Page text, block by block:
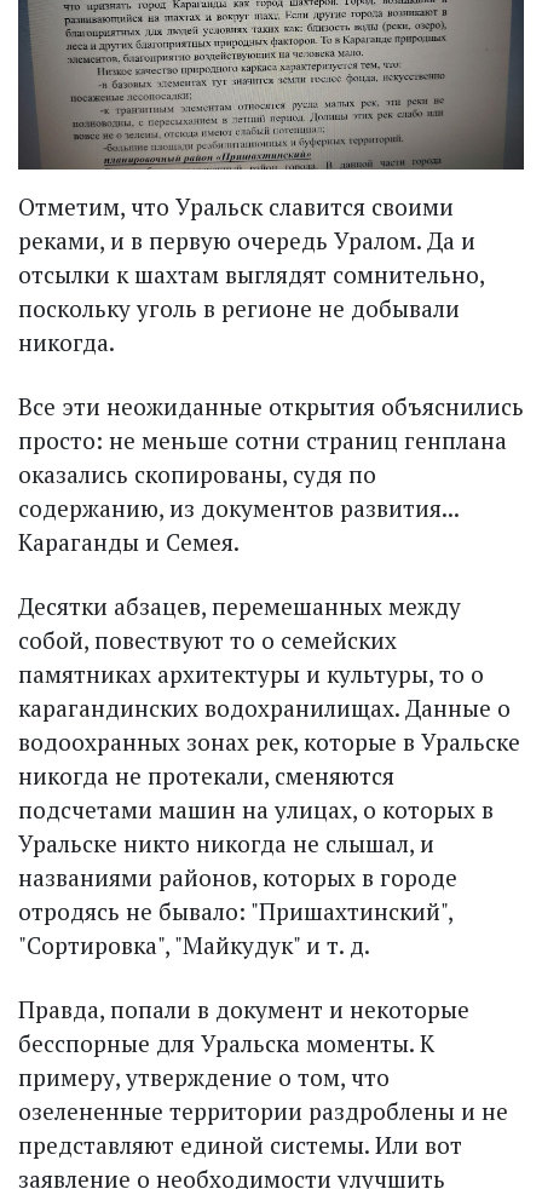
Отметим, что Уральск славится своими
реками, и в первую очередь Уралом. Да и
отсылки к шахтам выглядят сомнительно,
поскольку уголь в регионе не добывали
никогда.
Все эти неожиданные открытия объяснились
просто: не меньше сотни страниц генплана
оказались скопированы, судя по
содержанию, из документов развития...
Караганды и Семея.
Десятки абзацев, перемешанных между
собой, повествуют то о семейских
памятниках архитектуры и культуры, то о
карагандинских водохранилищах. Данные о
водоохранных зонах рек, которые в Уральске
никогда не протекали, сменяются
подсчетами машин на улицах, о которых в
Уральске никто никогда не слышал, и
названиями районов, которых в городе
отродясь не бывало: "Пришахтинский",
"Сортировка", "Майкудук" и т. д.
Правда, попали в документ и некоторые
бесспорные для Уральска моменты. К
примеру, утверждение о том, что
озелененные территории раздроблены и не
представляют единой системы. Или вот
заявление о необходимости улучшить